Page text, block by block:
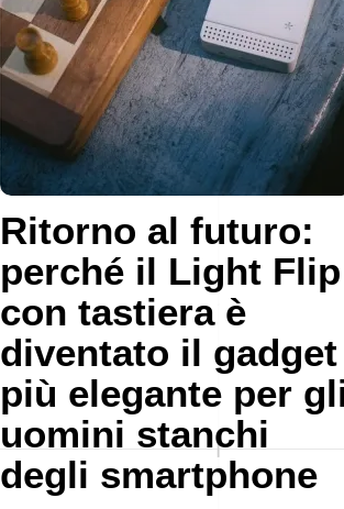
Ritorno al futuro:
perché il Light Flip
con tastiera è
diventato il gadget
più elegante per
uomini stanchi
degli smartphone